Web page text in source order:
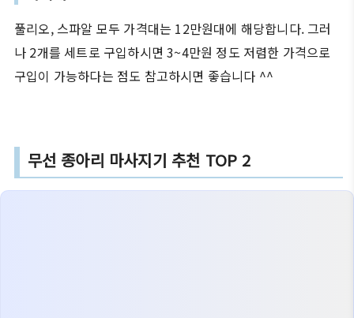
풀리오, 스파알 모두 가격대는 12만원대에 해당합니다. 그러
나 2개를 세트로 구입하시면 3~4만원 정도 저렴한 가격으로
구입이 가능하다는 점도 참고하시면 좋습니다 ^^
무선 종아리 마사지기 추천 TOP 2